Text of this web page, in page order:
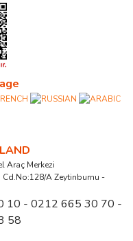
Araç Merkezi
Cd.No:128/A Zeytinburnu -
10 - 0212 665 30 70 -
58